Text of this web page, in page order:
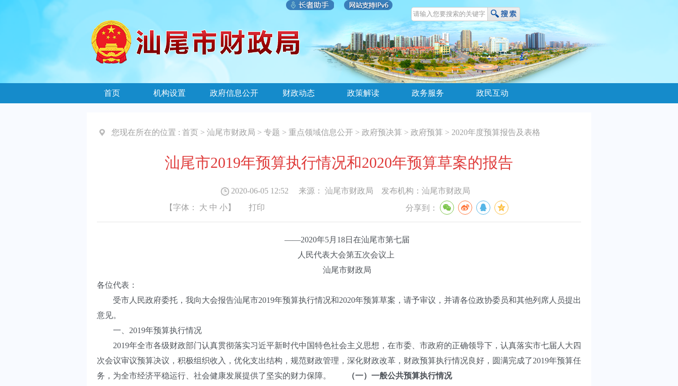
首页 机构设置 政府信息公开 财政动态 政策解读 政务服务 政民互动
您现在所在的位置 : 首页 > 汕尾市财政局 > 专题 > 重点领域信息公开 > 政府预决算 > 政府预算 > 2020年度预算报告及表格
汕尾市2019年预算执行情况和2020年预算草案的报告
2020-06-05 12:52 来源： 汕尾市财政局 发布机构： 汕尾市财政局
【字体： 大 中 小】 打印 分享到：
——2020年5月18日在汕尾市第七届
人民代表大会第五次会议上
汕尾市财政局
各位代表：
受市人民政府委托，我向大会报告汕尾市2019年预算执行情况和2020年预算草案，请予审议，并请各位政协委员和其他列席人员提出
意见。
一、2019年预算执行情况
2019年全市各级财政部门认真贯彻落实习近平新时代中国特色社会主义思想，在市委、市政府的正确领导下，认真落实市七届人大四
次会议审议预算决议，积极组织收入，优化支出结构，规范财政管理，深化财政改革，财政预算执行情况良好，圆满完成了2019年预算任
务，为全市经济平稳运行、社会健康发展提供了坚实的财力保障。
（一）一般公共预算执行情况